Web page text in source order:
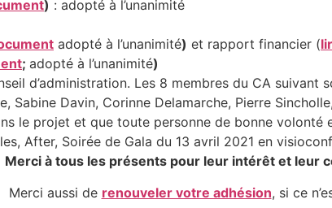
) : adopté à l’unanimité
adopté à l’unanimité) et rapport financier (
; adopté à l’unanimité)
d’administration. Les 8 membres du CA suivant
Sabine Davin, Corinne Delamarche, Pierre
le projet et que toute personne de bonne volonté
After, Soirée de Gala du 13 avril 2021 en
Merci à tous les présents pour leur intérêt et leur
Merci aussi de renouveler votre adhésion, si ce